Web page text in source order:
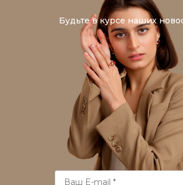
Будьте в курсе наших